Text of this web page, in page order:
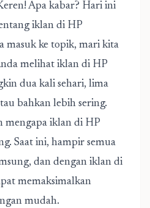
Apa kabar? Hari ini
iklan di HP
masuk ke topik, mari kita
melihat iklan di HP
dua kali sehari, lima
bahkan lebih sering.
mengapa iklan di HP
Saat ini, hampir semua
dan dengan iklan di
memaksimalkan
mudah.